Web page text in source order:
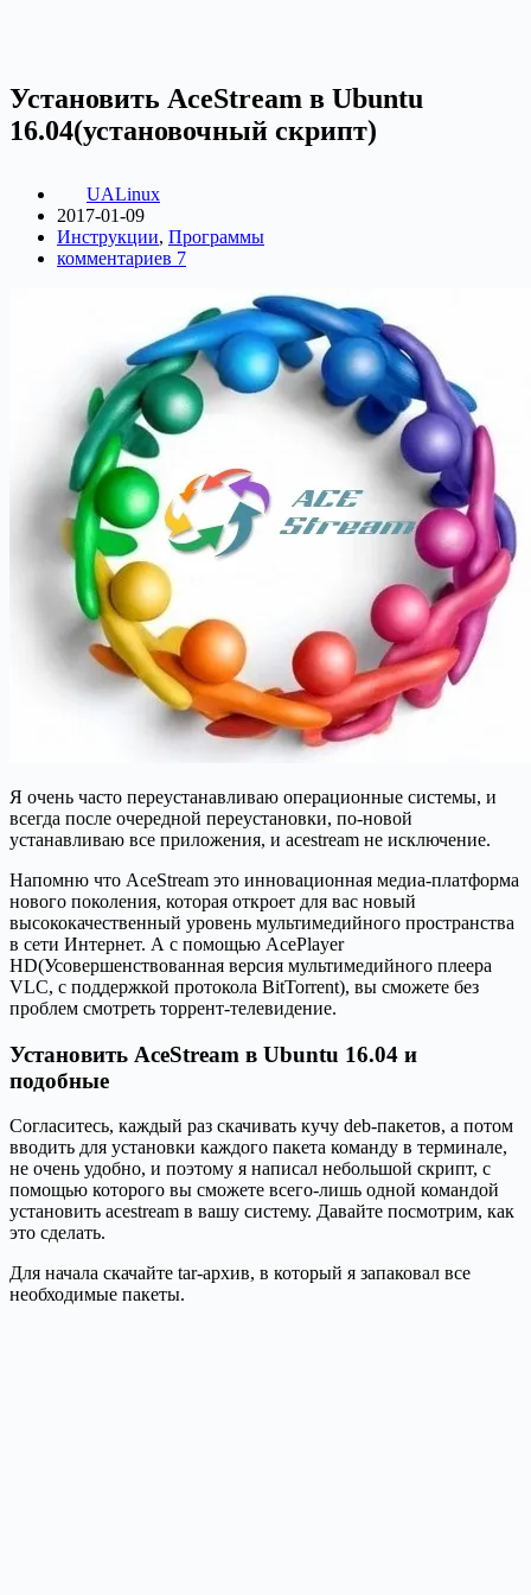
Установить AceStream в Ubuntu
16.04(установочный скрипт)
UALinux
2017-01-09
Инструкции, Программы
комментариев 7
Я очень часто переустанавливаю операционные системы, и
всегда после очередной переустановки, по-новой
устанавливаю все приложения, и acestream не исключение.
Напомню что AceStream это инновационная медиа-платформа
нового поколения, которая откроет для вас новый
высококачественный уровень мультимедийного пространства
в сети Интернет. А с помощью AcePlayer
HD(Усовершенствованная версия мультимедийного плеера
VLC, с поддержкой протокола BitTorrent), вы сможете без
проблем смотреть торрент-телевидение.
Установить AceStream в Ubuntu 16.04 и
подобные
Согласитесь, каждый раз скачивать кучу deb-пакетов, а потом
вводить для установки каждого пакета команду в терминале,
не очень удобно, и поэтому я написал небольшой скрипт, с
помощью которого вы сможете всего-лишь одной командой
установить acestream в вашу систему. Давайте посмотрим, как
это сделать.
Для начала скачайте tar-архив, в который я запаковал все
необходимые пакеты.